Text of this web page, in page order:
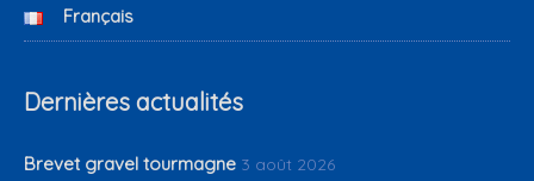
Français
Dernières actualités
Brevet gravel tourmagne 3 août 2026